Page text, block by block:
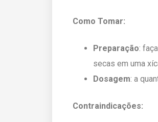
Como Tomar:
Preparação:
secas em uma
Dosagem: a
Contraindicações: